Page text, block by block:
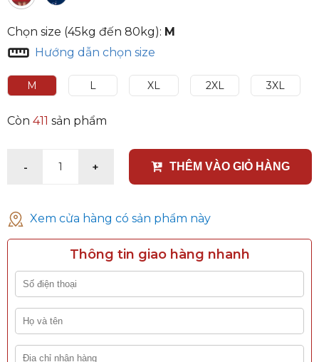
Chọn size (45kg đến 80kg): M
Hướng dẫn chọn size
M L XL 2XL 3XL
Còn 411 sản phẩm
- 1 + THÊM VÀO GIỎ HÀNG
Xem cửa hàng có sản phẩm này
Thông tin giao hàng nhanh